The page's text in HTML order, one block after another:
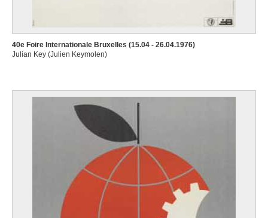
40e Foire Internationale Bruxelles (15.04 - 26.04.1976)
Julian Key (Julien Keymolen)